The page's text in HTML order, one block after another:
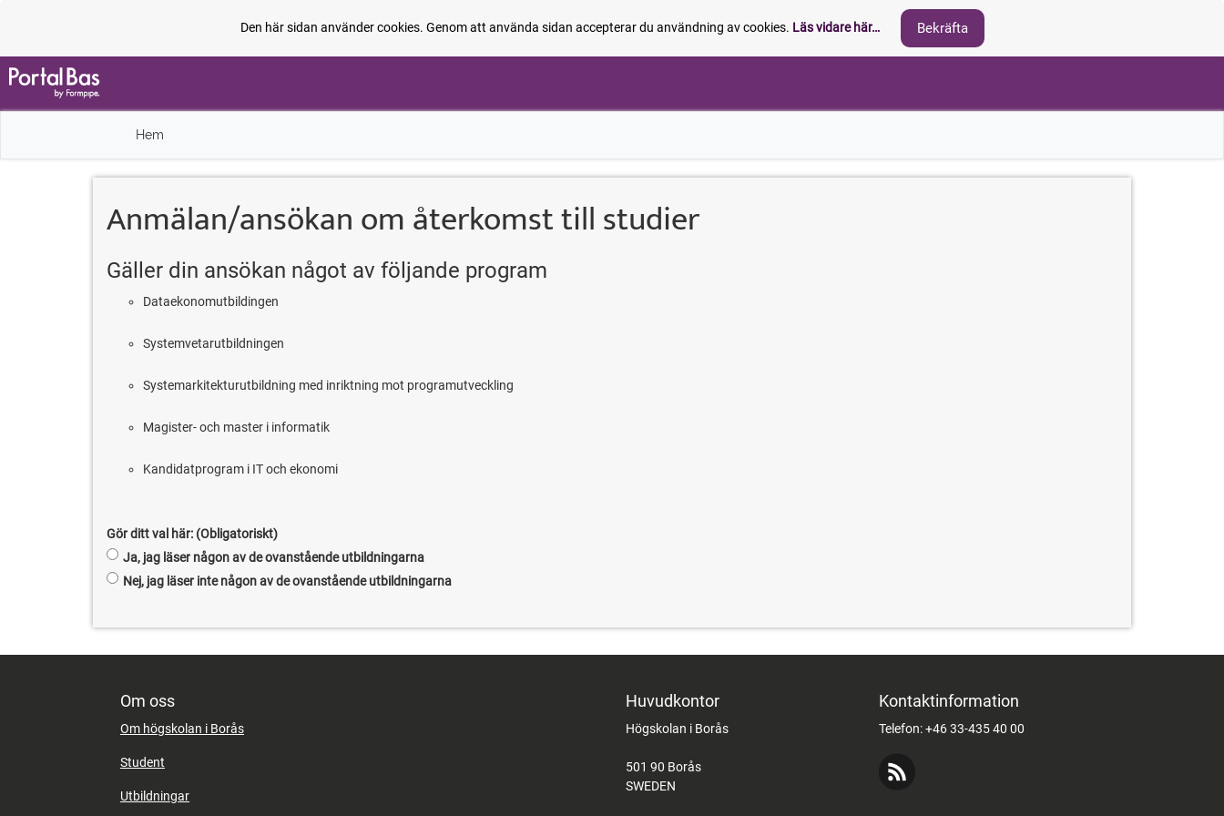
Den här sidan använder cookies. Genom att använda sidan accepterar du användning av cookies. Läs vidare här…
Hem
Anmälan/ansökan om återkomst till studier
Gäller din ansökan något av följande program
Dataekonomutbildingen
Systemvetarutbildningen
Systemarkitekturutbildning med inriktning mot programutveckling
Magister- och master i informatik
Kandidatprogram i IT och ekonomi
Gör ditt val här:
Ja, jag läser någon av de ovanstående utbildningarna
Nej, jag läser inte någon av de ovanstående utbildningarna
Om oss
Om högskolan i Borås
Student
Utbildningar
Huvudkontor
Högskolan i Borås
501 90 Borås
SWEDEN
Kontaktinformation
Telefon: +46 33-435 40 00